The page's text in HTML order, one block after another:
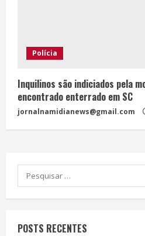
Polícia
Inquilinos são indiciados pela
encontrado enterrado em SC
jornalnamidianews@gmail.com
POSTS RECENTES